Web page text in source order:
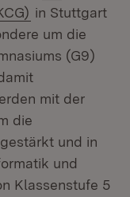
(Öffnet in
in Stuttgart
um die
(G9)
mit der
die
und in
und
Klassenstufe 5